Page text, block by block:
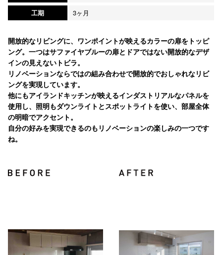
工期
3ヶ月
開放的なリビングに、ワンポイントが映えるカラーの扉をトッピ
ング。一つはサファイヤブルーの扉とドアではない開放的なデザ
インの見えないトビラ。
リノベーションならではの組み合わせで開放的でおしゃれなリビ
ングを実現しています。
他にもアイランドキッチンが映えるインダストリアルなパネルを
使用し、照明もダウンライトとスポットライトを使い、部屋全体
の明暗でアクセント。
自分の好みを実現できるのもリノベーションの楽しみの一つです
ね。